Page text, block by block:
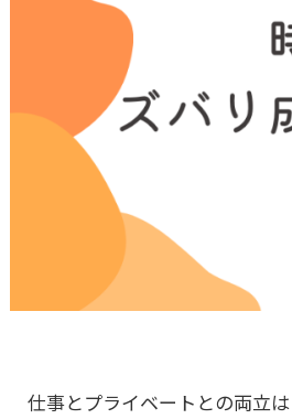
仕事とプライベートとの両立